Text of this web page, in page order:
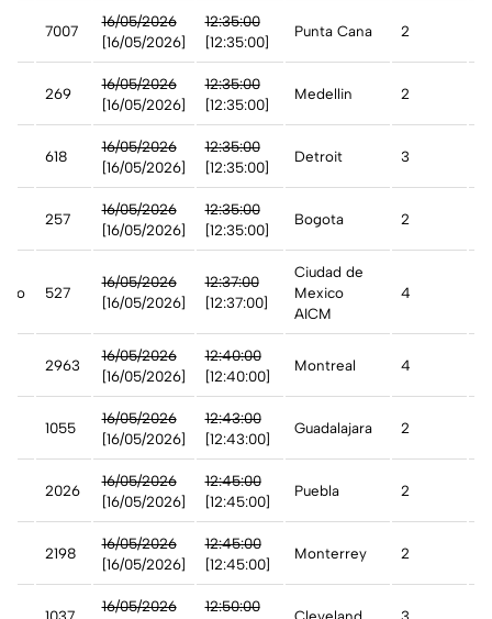
7007
16/05/2026
[16/05/2026]
12:35:00
[12:35:00]
Punta Cana 2
269
16/05/2026
[16/05/2026]
12:35:00
[12:35:00]
Medellin 2
618
16/05/2026
[16/05/2026]
12:35:00
[12:35:00]
Detroit 3
257
16/05/2026
[16/05/2026]
12:35:00
[12:35:00]
Bogota 2
527
16/05/2026
[16/05/2026]
12:37:00
[12:37:00]
Ciudad de
Mexico
AICM
4
2963
16/05/2026
[16/05/2026]
12:40:00
[12:40:00]
Montreal 4
1055
16/05/2026
[16/05/2026]
12:43:00
[12:43:00]
Guadalajara 2
2026
16/05/2026
[16/05/2026]
12:45:00
[12:45:00]
Puebla 2
2198
16/05/2026
[16/05/2026]
12:45:00
[12:45:00]
Monterrey 2
16/05/2026
12:50:00